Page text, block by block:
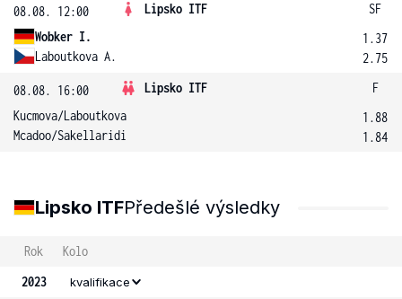
08.08. 12:00 Lipsko ITF
SF
Wobker I.
Laboutkova A.
1.37
2.75
08.08. 16:00 Lipsko ITF
F
Kucmova/Laboutkova
Mcadoo/Sakellaridi
1.88
1.84
Lipsko ITFPředešlé výsledky
Rok
Kolo
2023
kvalifikace